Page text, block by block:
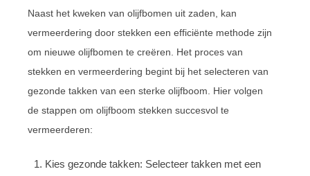
Naast het kweken van olijfbomen uit zaden, kan
vermeerdering door stekken een efficiënte methode zijn
om nieuwe olijfbomen te creëren. Het proces van
stekken en vermeerdering begint bij het selecteren van
gezonde takken van een sterke olijfboom. Hier volgen
de stappen om olijfboom stekken succesvol te
vermeerderen:
Kies gezonde takken: Selecteer takken met een